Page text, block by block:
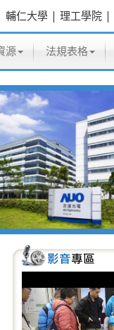
輔仁大學 | 理工學院 |
源 法規表格
r
e